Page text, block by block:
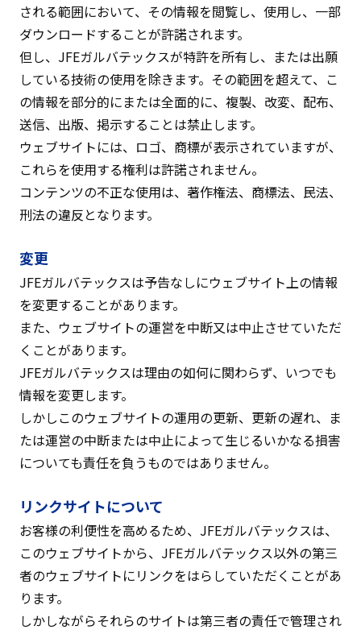
される範囲において、その情報を閲覧し、使用し、一部
ダウンロードすることが許諾されます。
但し、JFEガルバテックスが特許を所有し、または出願
している技術の使用を除きます。その範囲を超えて、こ
の情報を部分的にまたは全面的に、複製、改変、配布、
送信、出版、掲示することは禁止します。
ウェブサイトには、ロゴ、商標が表示されていますが、
これらを使用する権利は許諾されません。
コンテンツの不正な使用は、著作権法、商標法、民法、
刑法の違反となります。
変更
JFEガルバテックスは予告なしにウェブサイト上の情報
を変更することがあります。
また、ウェブサイトの運営を中断又は中止させていただ
くことがあります。
JFEガルバテックスは理由の如何に関わらず、いつでも
情報を変更します。
しかしこのウェブサイトの運用の更新、更新の遅れ、ま
たは運営の中断または中止によって生じるいかなる損害
についても責任を負うものではありません。
リンクサイトについて
お客様の利便性を高めるため、JFEガルバテックスは、
このウェブサイトから、JFEガルバテックス以外の第三
者のウェブサイトにリンクをはらしていただくことがあ
ります。
しかしながらそれらのサイトは第三者の責任で管理され